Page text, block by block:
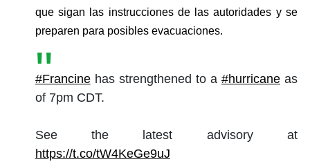
que sigan las instrucciones de las autoridades y se
preparen para posibles evacuaciones.
#Francinehas strengthened to a #hurricaneas
of 7pm CDT.
See the latest advisory at
https://t.co/tW4KeGe9uJ